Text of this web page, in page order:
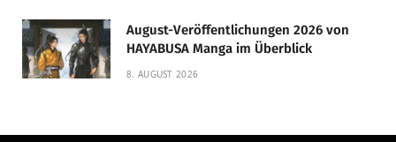
August-Veröffentlichungen 2026 von
HAYABUSA Manga im Überblick
8. AUGUST 2026